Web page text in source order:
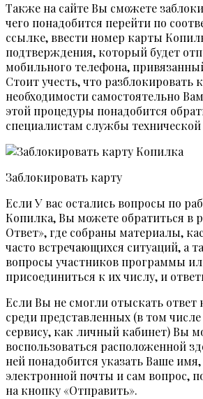
Также на сайте Вы сможете
чего понадобится перейти по
ссылке, ввести номер карты
подтверждения, который будет
мобильного телефона,
Стоит учесть, что разблокировать
необходимости самостоятельно
этой процедуры понадобится
специалистам службы
Заблокировать карту
Если У вас остались вопросы по
Копилка, Вы можете обратиться в
Ответ», где собраны материалы,
часто встречающихся ситуаций, а
вопросы участников программы
присоединиться к их числу, и
Если Вы не смогли отыскать ответ
среди представленных (в том
сервису, как личный кабинет) Вы
воспользоваться расположенной
ней понадобится указать Ваше имя,
электронной почты и сам вопрос,
на кнопку «Отправить».